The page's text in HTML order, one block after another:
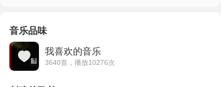
音乐品味
我喜欢的音乐
3640首，播放10276次